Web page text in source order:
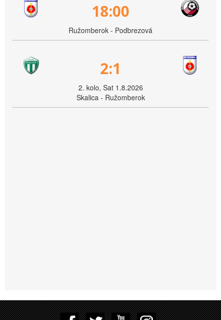
18:00
Ružomberok - Podbrezová
2:1
2. kolo, Sat 1.8.2026
Skalica - Ružomberok